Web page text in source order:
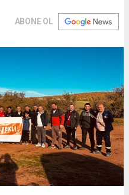
ABONE OL